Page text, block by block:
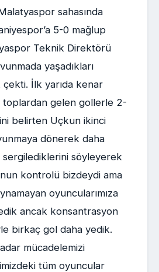
sahasında
5-0 mağlup
Teknik Direktörü
yaşadıkları
çekti. İlk yarıda kenar
gelen gollerle 2-
belirten Uçkun ikinci
dönerek daha
söyleyerek
kontrolü bizdeydi ama
oyuncularımıza
ancak konsantrasyon
birkaç gol daha yedik.
mücadelemizi
tüm oyuncular